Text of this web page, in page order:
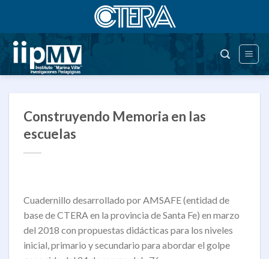
contenido
Construyendo Memoria en las
escuelas
Cuadernillo desarrollado por AMSAFE (entidad de
base de CTERA en la provincia de Santa Fe) en marzo
del 2018 con propuestas didácticas para los niveles
inicial, primario y secundario para abordar el golpe